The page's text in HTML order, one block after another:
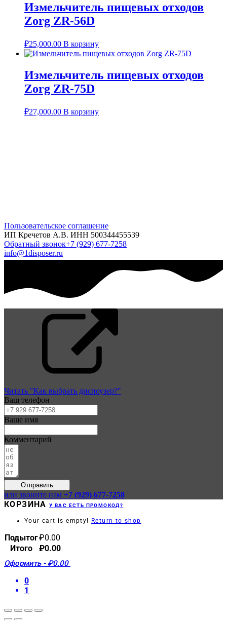
Измельчитель пищевых отходов
Zorg ZR-56D
₽25,000.00 В корзину
Измельчитель пищевых отходов
Zorg ZR-75D
₽27,000.00 В корзину
Пользовательское соглашение
ИП Кречетов А.В. ИНН 500344455539
Обратный звонок+7 (929) 677-7258
info@1disposer.ru
Читать "Как выбрать диспоузер?"
Ваш телефон
Ваше имя
Комментарий
Отправить
или звоните нам +7 (929) 677-7258
КОРЗИНАУ ВАС ЕСТЬ ПРОМОКОД?
Your cart is empty! Return to shop
Подытог₽0.00
Итого
₽0.00
Оформить - ₽0.00
0
1